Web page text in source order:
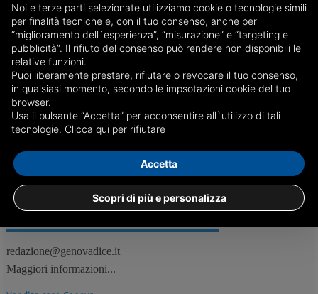
Fondi Lega: pg di Genova chiede la conferma della
confisca di 49 milioni
Nel mirino della magistratura i rimborsi elettorali ricevuti dal
Carroccio tra il 2008 e il 2010. La richiesta riguarda anche la parte dei
reati prescritta
17/07 Genova, Politica
REDAZIONE
redazione@genovadice.it
Maggiori informazioni...
Feed RSS
Noi e terze parti selezionate utilizziamo cookie o tecnologie simili
per finalità tecniche e, con il tuo consenso, anche per
“miglioramento dell`esperienza”, “misurazione” e “targeting e
pubblicità”. Il rifiuto del consenso può rendere non disponibili le
relative funzioni.
Puoi liberamente prestare, rifiutare o revocare il tuo consenso,
in qualsiasi momento, secondo le impsotazioni cookie del tuo
browser.
Usa il pulsante “Accetta” per acconsentire all`utilizzo di tali
tecnologie. Clicca qui per rifiutare
Scopri di più e personalizza
Accetta